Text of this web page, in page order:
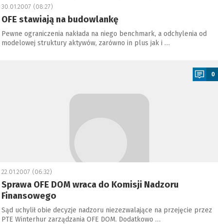
30.01.2007 (08:27)
OFE stawiają na budowlankę
Pewne ograniczenia nakłada na niego benchmark, a odchylenia od
modelowej struktury aktywów, zarówno in plus jak i …
0
22.01.2007 (06:32)
Sprawa OFE DOM wraca do Komisji Nadzoru
Finansowego
Sąd uchylił obie decyzje nadzoru niezezwalające na przejęcie przez
PTE Winterhur zarządzania OFE DOM. Dodatkowo …